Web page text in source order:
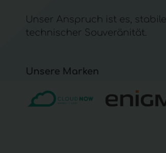
Unser Anspruch ist es,
technischer Souveränität.
Unsere Marken